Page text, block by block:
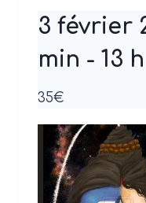
3 février
min - 13
35€